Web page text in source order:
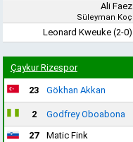
Ali Faez
Süleyman Koç
Leonard Kweuke (2-0)
Çaykur Rizespor
23 Gökhan Akkan
2
Godfrey Oboabona
27
Matic Fink